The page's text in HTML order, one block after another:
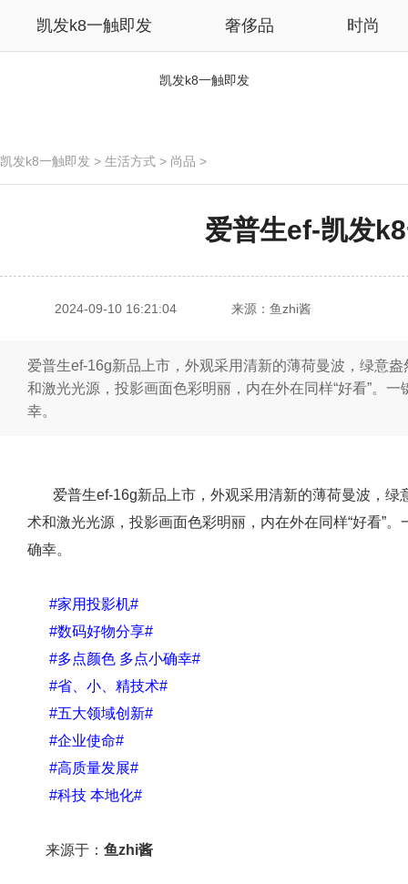
凯发k8一触即发 奢侈品 时尚
凯发k8一触即发
凯发k8一触即发 > 生活方式 > 尚品 >
爱普生ef-凯发
2024-09-10 16:21:04 来源：鱼zhi酱
爱普生ef-16g新品上市，外观采用清新的薄荷曼波，绿意
和激光光源，投影画面色彩明丽，内在外在同样“好看”。
幸。
爱普生ef-16g新品上市，外观采用清新的薄荷曼波，绿
术和激光光源，投影画面色彩明丽，内在外在同样“好看”
确幸。
#家用投影机#
#数码好物分享#
#多点颜色 多点小确幸#
#省、小、精技术#
#五大领域创新#
#企业使命#
#高质量发展#
#科技 本地化#
来源于： 鱼zhi酱